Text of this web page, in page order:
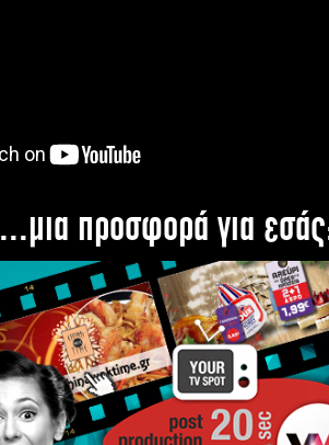
...μια προσφορά για